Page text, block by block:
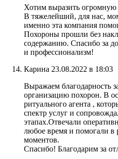
Хотим выразить огромную
В тяжелейший, для нас,
именно эта компания
Похороны прошли без
содержанию. Спасибо за
и профессионализм!
Карина 23.08.2022 в 18:03
Выражаем благодарность
организацию похорон. В
ритуального агента ,
спектр услуг и
этапах.Отвечали
любое время и помогали в
моментов.
Спасибо! Благодарим за